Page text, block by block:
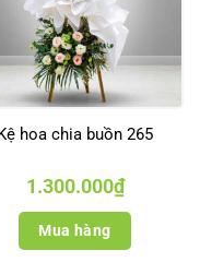
hoa chia buồn 265
1.300.000₫
Mua hàng